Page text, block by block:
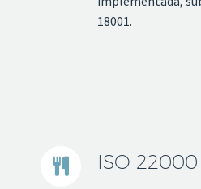
18001.

 ISO 22000